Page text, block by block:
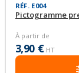
RÉF. E004
Pictogramme
À partir de
3,90 € HT